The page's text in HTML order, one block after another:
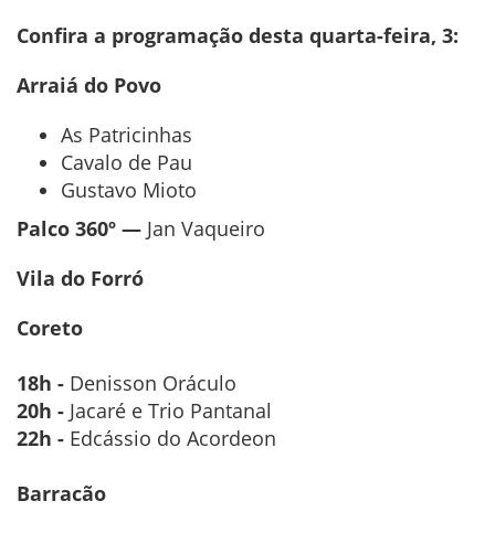
Confira a programação desta quarta-feira, 3:
Arraiá do Povo
As Patricinhas
Cavalo de Pau
Gustavo Mioto
Palco 360º — Jan Vaqueiro
Vila do Forró
Coreto
18h - Denisson Oráculo
20h - Jacaré e Trio Pantanal
22h - Edcássio do Acordeon
Barracão